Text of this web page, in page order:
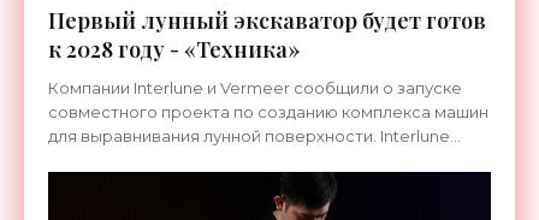
Первый лунный экскаватор будет готов
к 2028 году - «Техника»
Компании Interlune и Vermeer сообщили о запуске
совместного проекта по созданию комплекса машин
для выравнивания лунной поверхности. Interlune